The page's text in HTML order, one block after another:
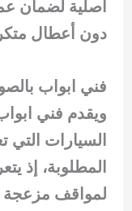
أصلية لضمان
دون أعطال
فني ابواب
ويقدم فني
السيارات التي
المطلوبة، إذ
لمواقف مزعجة